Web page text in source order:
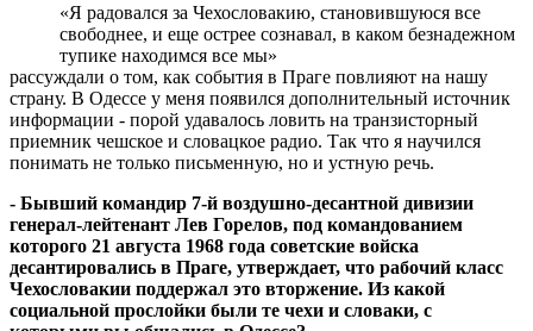
«Я радовался за Чехословакию, становившуюся все
свободнее, и еще острее сознавал, в каком безнадежном
тупике находимся все мы»
рассуждали о том, как события в Праге повлияют на нашу
страну. В Одессе у меня появился дополнительный источник
информации - порой удавалось ловить на транзисторный
приемник чешское и словацкое радио. Так что я научился
понимать не только письменную, но и устную речь.
- Бывший командир 7-й воздушно-десантной дивизии
генерал-лейтенант Лев Горелов, под командованием
которого 21 августа 1968 года советские войска
десантировались в Праге, ут­вер­ждает, что рабочий класс
Чехословакии поддержал это вторжение. Из какой
социальной прослойки были те чехи и словаки, с